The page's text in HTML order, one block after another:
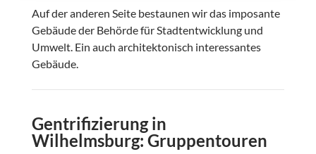
Auf der anderen Seite bestaunen wir das imposante
Gebäude der Behörde für Stadtentwicklung und
Umwelt. Ein auch architektonisch interessantes
Gebäude.
Gentrifizierung in
Wilhelmsburg: Gruppentouren